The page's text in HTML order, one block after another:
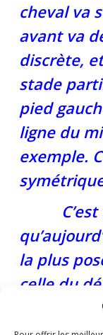
cheval va
avant va
discrète,
stade
pied
ligne du
exemple.
C’est
la plus
celle du
pied, et